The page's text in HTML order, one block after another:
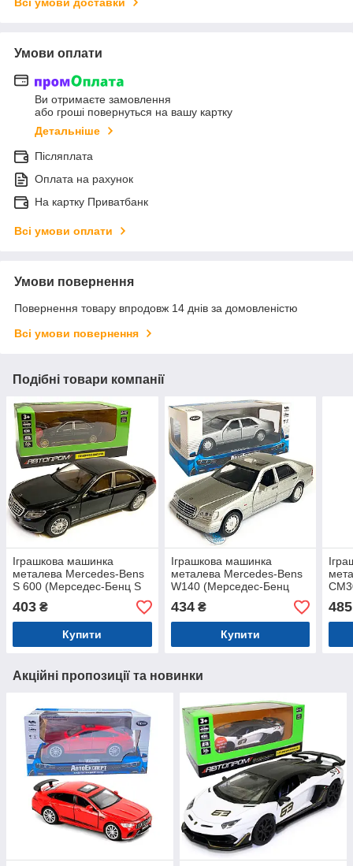
Всі умови доставки
Умови оплати
Ви отримаєте замовлення
або гроші повернуться на вашу картку
Детальніше
Післяплата
Оплата на рахунок
На картку Приватбанк
Всі умови оплати
Умови повернення
Повернення товару впродовж 14 днів за домовленістю
Всі умови повернення
Подібні товари компанії
Іграшкова машинка
металева Mercedes-Bens
S 600 (Мерседес-Бенц S
600) «Автопром», чорна,
батар., світ, звук,
відкр.двері, від 3р.,
403 ₴
Купити
Іграшкова машинка
металева Mercedes-Bens
W140 (Мерседес-Бенц
W140) «АвтоЕксперт»,
сіра, батар., світло, звук,
відкр.двері,
434₴
Купити
485
Акційні пропозиції та новинки